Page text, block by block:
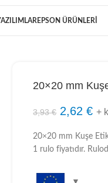
EPSON ÜRÜNLERI
20×20 mm
3,93€ 2,62€ +
20×20 mm Kuşe
1 rulo fiyatıdır.